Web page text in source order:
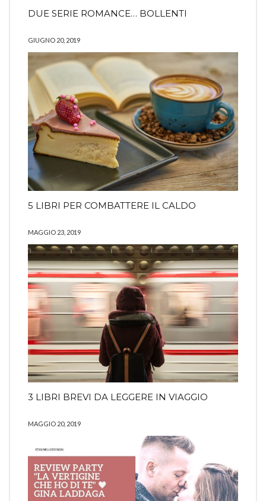
DUE SERIE ROMANCE… BOLLENTI
GIUGNO 20, 2019
5 LIBRI PER COMBATTERE IL CALDO
MAGGIO 23, 2019
3 LIBRI BREVI DA LEGGERE IN VIAGGIO
MAGGIO 20, 2019